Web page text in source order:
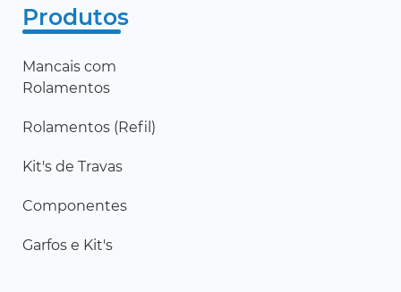
Produtos
Mancais com
Rolamentos
Rolamentos (Refil)
Kit's de Travas
Componentes
Garfos e Kit's